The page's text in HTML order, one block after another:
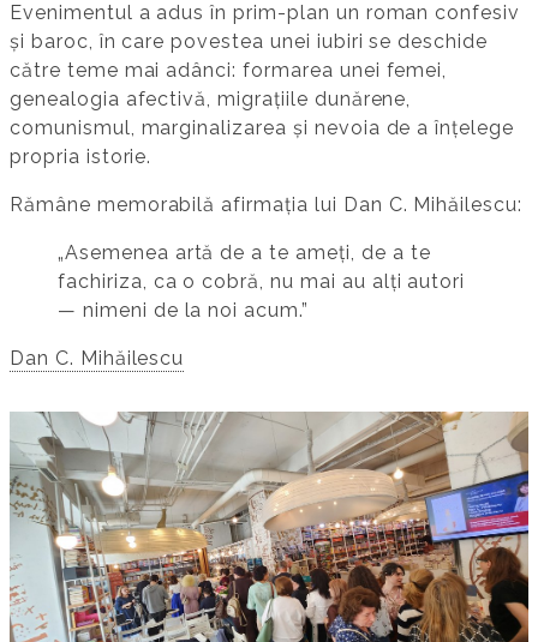
Evenimentul a adus în prim-plan un roman confesiv
și baroc, în care povestea unei iubiri se deschide
către teme mai adânci: formarea unei femei,
genealogia afectivă, migrațiile dunărene,
comunismul, marginalizarea și nevoia de a înțelege
propria istorie.
Rămâne memorabilă afirmația lui Dan C. Mihăilescu:
„Asemenea artă de a te ameți, de a te
fachiriza, ca o cobră, nu mai au alți autori
— nimeni de la noi acum.”
Dan C. Mihăilescu